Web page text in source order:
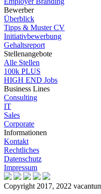
Bewerber
Überblick
Tipps & Muster CV
Initiativbewerbung
Gehaltsreport
Stellenangebote
Alle Stellen
100k PLUS
HIGH END Jobs
Business Lines
Consulting
IT
Sales
Corporate
Informationen
Kontakt
Rechtliches
Datenschutz
Impressum
Copyright 2017, 2022